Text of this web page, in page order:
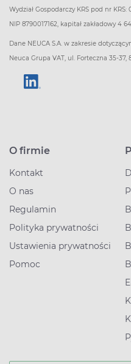
Wydział Gospodarczy KRS pod nr
NIP 8790017162, kapitał zakładowy 4
Dane NEUCA S.A. w zakresie
Neuca Grupa VAT, ul. Forteczna 35-37,
O firmie
Kontakt
O nas
Regulamin
Polityka prywatności
Ustawienia prywatności
Pomoc